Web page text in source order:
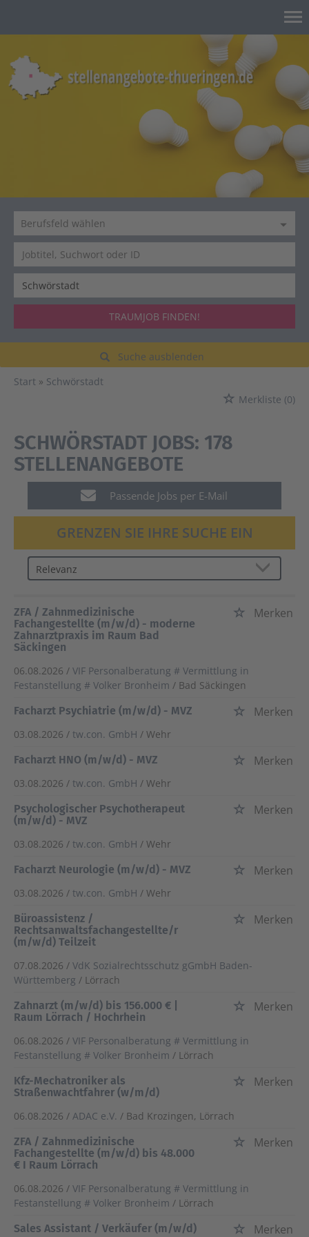
TRAUMJOB FINDEN!
Suche ausblenden
Start
Schwörstadt
Merkliste (0)
SCHWÖRSTADT JOBS: 178
STELLENANGEBOTE
Passende Jobs per E-Mail
GRENZEN SIE IHRE SUCHE EIN
ZFA / Zahnmedizinische
Fachangestellte (m/w/d) - moderne
Zahnarztpraxis im Raum Bad
Säckingen
Merken
06.08.2026 / VIF Personalberatung # Vermittlung in
Festanstellung # Volker Bronheim / Bad Säckingen
Facharzt Psychiatrie (m/w/d) - MVZ
Merken
03.08.2026 / tw.con. GmbH / Wehr
Facharzt HNO (m/w/d) - MVZ
Merken
03.08.2026 / tw.con. GmbH / Wehr
Psychologischer Psychotherapeut
(m/w/d) - MVZ
Merken
03.08.2026 / tw.con. GmbH / Wehr
Facharzt Neurologie (m/w/d) - MVZ
Merken
03.08.2026 / tw.con. GmbH / Wehr
Büroassistenz /
Rechtsanwaltsfachangestellte/r
(m/w/d) Teilzeit
Merken
07.08.2026 / VdK Sozialrechtsschutz gGmbH Baden-
Württemberg / Lörrach
Zahnarzt (m/w/d) bis 156.000 € |
Raum Lörrach / Hochrhein
Merken
06.08.2026 / VIF Personalberatung # Vermittlung in
Festanstellung # Volker Bronheim / Lörrach
Kfz-Mechatroniker als
Straßenwachtfahrer (w/m/d)
Merken
06.08.2026 / ADAC e.V. / Bad Krozingen, Lörrach
ZFA / Zahnmedizinische
Fachangestellte (m/w/d) bis 48.000
€ I Raum Lörrach
Merken
06.08.2026 / VIF Personalberatung # Vermittlung in
Festanstellung # Volker Bronheim / Lörrach
Sales Assistant / Verkäufer (m/w/d)
Merken